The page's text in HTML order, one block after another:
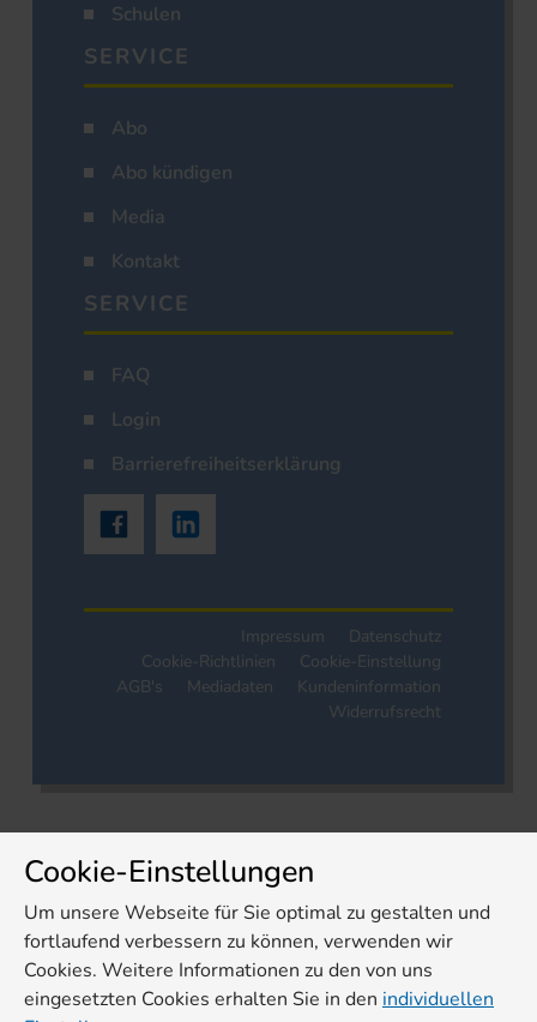
Schulen
SERVICE
Abo
Abo kündigen
Media
Kontakt
SERVICE
FAQ
Login
Barrierefreiheitserklärung
Impressum
Datenschutz
Cookie-Richtlinien
Cookie-Einstellung
AGB's
Mediadaten
Kundeninformation
Widerrufsrecht
Cookie-Einstellungen
Um unsere Webseite für Sie optimal zu gestalten und
fortlaufend verbessern zu können, verwenden wir
Cookies. Weitere Informationen zu den von uns
eingesetzten Cookies erhalten Sie in den individuellen